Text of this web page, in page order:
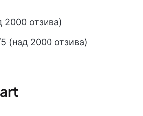
2000 отзива)
(над 2000 отзива)